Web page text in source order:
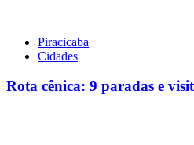
Piracicaba
Cidades
Rota cênica: 9 paradas e